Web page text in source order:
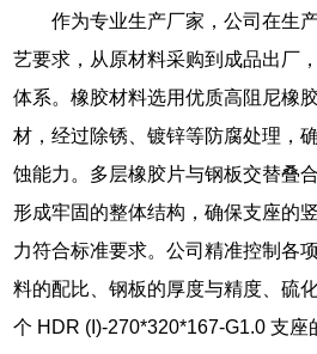
作为专业生产厂家，公司在生
艺要求，从原材料采购到成品出厂
体系。橡胶材料选用优质高阻尼橡
材，经过除锈、镀锌等防腐处理，
蚀能力。多层橡胶片与钢板交替叠
形成牢固的整体结构，确保支座的
力符合标准要求。公司精准控制各
料的配比、钢板的厚度与精度、硫
个 HDR (I)-270*320*167-G1.0 支